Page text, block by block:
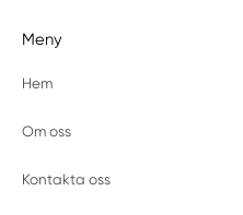
Meny
Hem
Om oss
Kontakta oss